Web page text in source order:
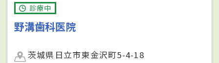
診療中
野溝歯科医院
茨城県日立市東金沢町5-4-18